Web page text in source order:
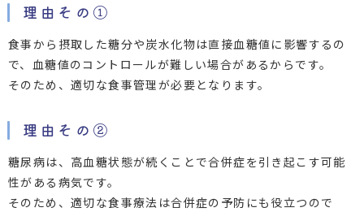
理由その①
食事から摂取した糖分や炭水化物は直接血糖値に影響するの
で、血糖値のコントロールが難しい場合があるからです。
そのため、適切な食事管理が必要となります。
理由その②
糖尿病は、高血糖状態が続くことで合併症を引き起こす可能
性がある病気です。
そのため、適切な食事療法は合併症の予防にも役立つので